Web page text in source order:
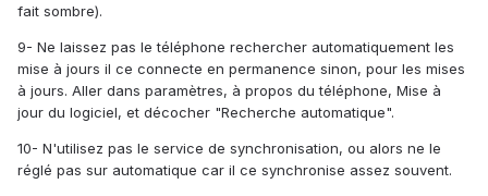
fait sombre).
9- Ne laissez pas le téléphone rechercher automatiquement les
mise à jours il ce connecte en permanence sinon, pour les mises
à jours. Aller dans paramètres, à propos du téléphone, Mise à
jour du logiciel, et décocher "Recherche automatique".
10- N'utilisez pas le service de synchronisation, ou alors ne le
réglé pas sur automatique car il ce synchronise assez souvent.